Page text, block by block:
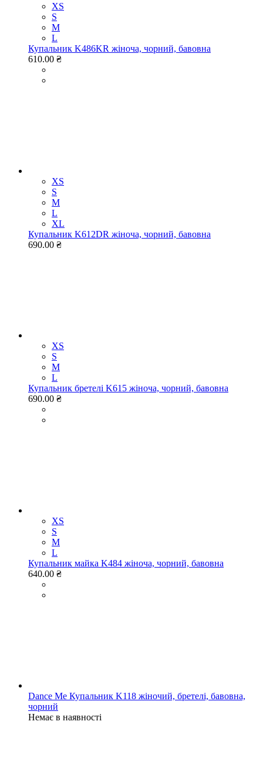
XS
S
M
L
Купальник K486KR жіноча, чорний, бавовна
610.00 ₴
XS
S
M
L
XL
Купальник K612DR жіноча, чорний, бавовна
690.00 ₴
XS
S
M
L
Купальник бретелі K615 жіноча, чорний, бавовна
690.00 ₴
XS
S
M
L
Купальник майка K484 жіноча, чорний, бавовна
640.00 ₴
Dance Me Купальник K118 жіночий, бретелі, бавовна,
чорний
Немає в наявності